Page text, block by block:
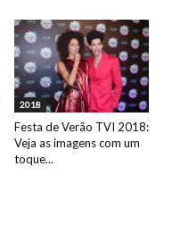
2018
Festa de Verão TVI 2018:
Veja as imagens com um
toque...